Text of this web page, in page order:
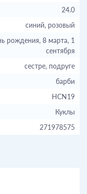
24.0
синий, розовый
рождения, 8 марта, 1
сентября
сестре, подруге
барби
HCN19
Куклы
271978575